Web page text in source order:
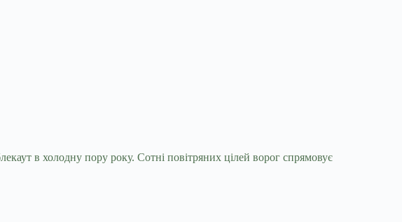
в холодну пору року. Сотні повітряних цілей ворог спрямовує